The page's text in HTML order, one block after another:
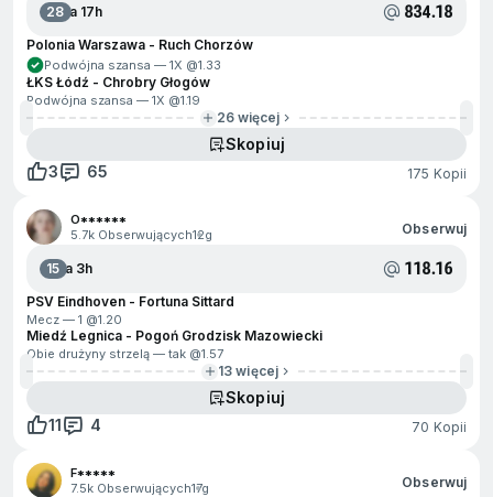
28Za 17h 834.18
Polonia Warszawa - Ruch Chorzów
Podwójna szansa — 1X @1.33
ŁKS Łódź - Chrobry Głogów
Podwójna szansa — 1X @1.19
26 więcej
Skopiuj
3
65 175 Kopii
O******
5.7k Obserwujących12g Obserwuj
15Za 3h 118.16
PSV Eindhoven - Fortuna Sittard
Mecz — 1 @1.20
Miedź Legnica - Pogoń Grodzisk Mazowiecki
Obie drużyny strzelą — tak @1.57
13 więcej
Skopiuj
11
4 70 Kopii
F*****
7.5k Obserwujących17g Obserwuj